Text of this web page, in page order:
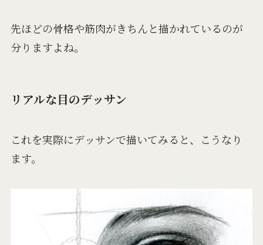
先ほどの骨格や筋肉がきちんと描かれているのが
分りますよね。
リアルな目のデッサン
これを実際にデッサンで描いてみると、こうなり
ます。